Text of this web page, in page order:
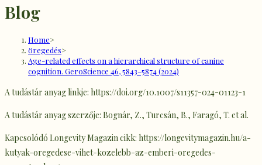
Blog
Home>
öregedés>
Age-related effects on a hierarchical structure of canine
cognition. GeroScience 46, 5843–5874 (2024)
A tudástár anyag linkje: https://doi.org/10.1007/s11357-024-01123-1
A tudástár anyag szerzője: Bognár, Z., Turcsán, B., Faragó, T. et al.
Kapcsolódó Longevity Magazin cikk: https://longevitymagazin.hu/a-
kutyak-oregedese-vihet-kozelebb-az-emberi-oregedes-